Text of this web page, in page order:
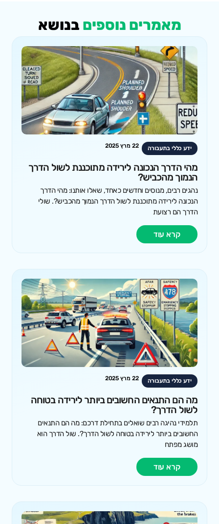
מאמרים נוספים בנושא
ידע כללי בתעבורה 22 מרץ 2025
מהי הדרך הנכונה לירידה מתוכננת לשול הדרך
הנמוך מהכביש?
נהגים רבים, מנוסים וחדשים כאחד, שאלו אותנו: מהי הדרך
הנכונה לירידה מתוכננת לשול הדרך הנמוך מהכביש?. שולי
הדרך הם רצועת
קרא עוד
ידע כללי בתעבורה 22 מרץ 2025
מה הם התנאים החשובים ביותר לירידה בטוחה
לשול הדרך?
תלמידי נהיגה רבים שואלים בתחילת דרכם: מה הם התנאים
החשובים ביותר לירידה בטוחה לשול הדרך?. שול הדרך הוא
מושג מפתח
קרא עוד